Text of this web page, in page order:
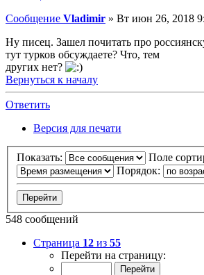
Сообщение Vladimir » Вт июн 26, 2018
Ну писец. Зашел почитать про
тут турков обсуждаете? Что, тем
других нет?
Вернуться к началу
Ответить
Версия для печати
Показать:
Поле
Порядок:
548 сообщений
Страница 12 из 55
Перейти на страницу: